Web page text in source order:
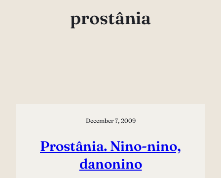
prostânia
December 7, 2009
Prostânia. Nino-nino,
danonino